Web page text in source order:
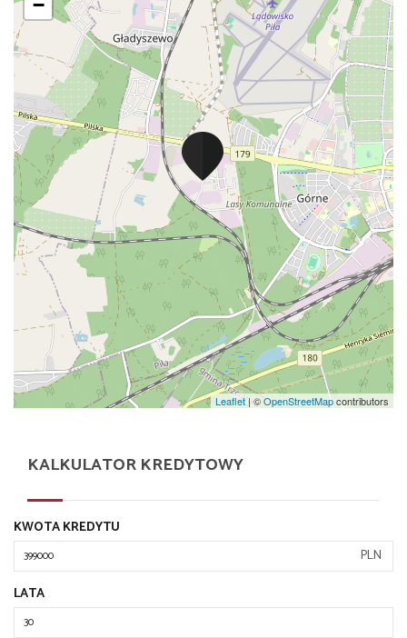
−
Leaflet| ©OpenStreetMapcontributors
KALKULATOR KREDYTOWY
KWOTA KREDYTU
PLN
LATA